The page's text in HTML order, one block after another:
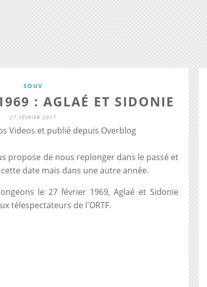
SOUV
: AGLAÉ ET SIDONIE
27 FÉVRIER 2017
Videos et publié depuis Overblog
propose de nous replonger dans le passé et
date mais dans une autre année.
le 27 février 1969, Aglaé et Sidonie
télespectateurs de l'ORTF.